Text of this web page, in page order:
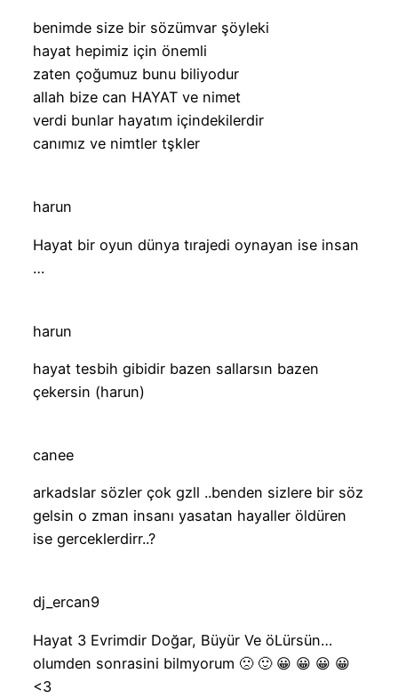
benimde size bir sözümvar şöyleki
hayat hepimiz için önemli
zaten çoğumuz bunu biliyodur
allah bize can HAYAT ve nimet
verdi bunlar hayatım içindekilerdir
canımız ve nimtler tşkler
harun
Hayat bir oyun dünya tırajedi oynayan ise insan
…
harun
hayat tesbih gibidir bazen sallarsın bazen
çekersin (harun)
canee
arkadslar sözler çok gzll ..benden sizlere bir söz
gelsin o zman insanı yasatan hayaller öldüren
ise gerceklerdirr..?
dj_ercan9
Hayat 3 Evrimdir Doğar, Büyür Ve öLürsün…
olumden sonrasini bilmyorum 🙁 🙂 😀 😀 😀 😀
<3